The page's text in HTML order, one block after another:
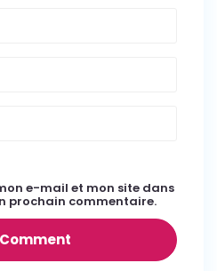
e-mail et mon site dans
prochain commentaire.